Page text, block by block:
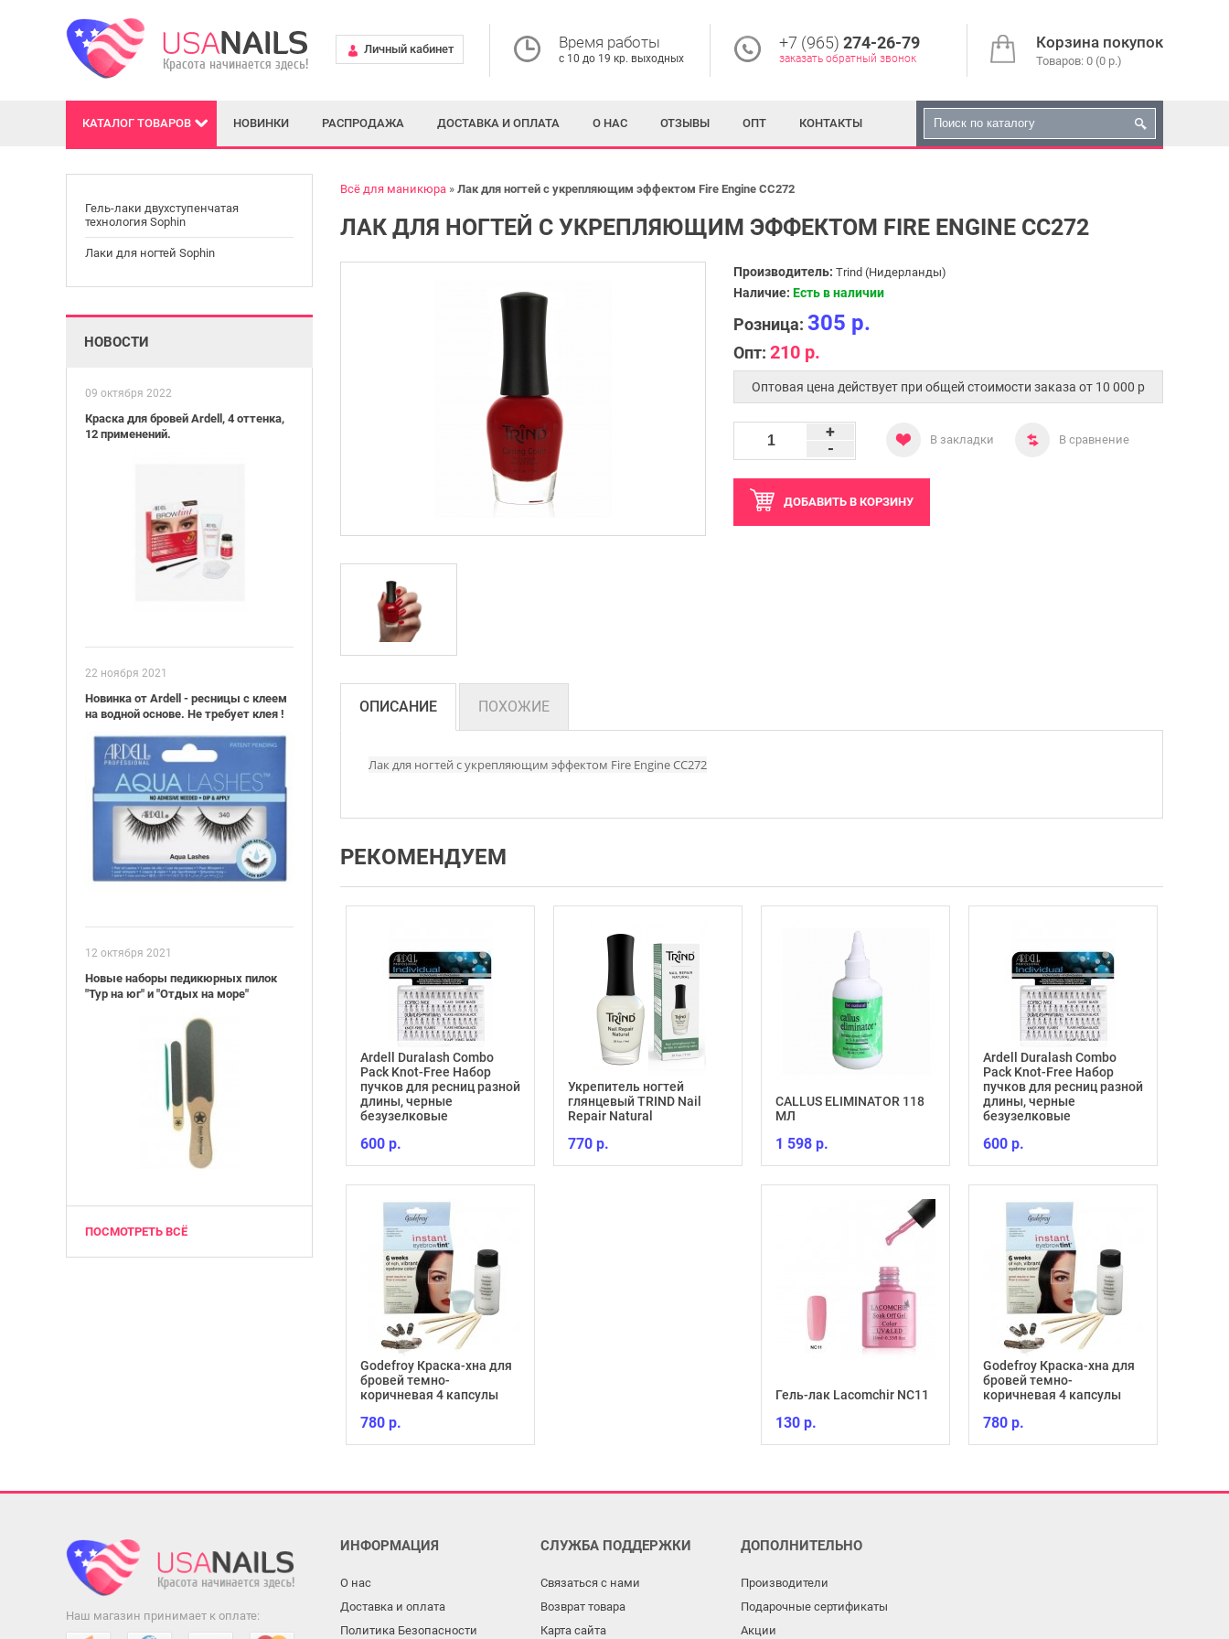
Корзина покупок
Товаров: 0 (0 р.)
Личный кабинет Время работы
с 10 до 19 кр. выходных
+7 (965) 274-26-79
заказать обратный звонок
КАТАЛОГ ТОВАРОВ НОВИНКИ РАСПРОДАЖА ДОСТАВКА И ОПЛАТА О НАС ОТЗЫВЫ ОПТ КОНТАКТЫ
Гель-лаки двухступенчатая
технология Sophin
Лаки для ногтей Sophin
НОВОСТИ
09 октября 2022
Краска для бровей Ardell, 4 оттенка,
12 применений.
22 ноября 2021
Новинка от Ardell - ресницы с клеем
на водной основе. Не требует клея !
12 октября 2021
Новые наборы педикюрных пилок
"Тур на юг" и "Отдых на море"
ПОСМОТРЕТЬ ВСЁ
Всё для маникюра Лак для ногтей с укрепляющим эффектом Fire Engine CC272
ЛАК ДЛЯ НОГТЕЙ С УКРЕПЛЯЮЩИМ ЭФФЕКТОМ FIRE ENGINE CC272
Производитель: Trind (Нидерланды)
Наличие: Есть в наличии
Розница: 305 р.
Опт: 210 р.
Оптовая цена действует при общей стоимости заказа от 10 000 p
-
+ В закладки В сравнение
ДОБАВИТЬ В КОРЗИНУ
ОПИСАНИЕ ПОХОЖИЕ
Лак для ногтей с укрепляющим эффектом Fire Engine CC272
РЕКОМЕНДУЕМ
CALLUS ELIMINATOR 118
МЛ
1 598 р.
Ardell Duralash Combo
Pack Knot-Free Набор
пучков для ресниц разной
длины, черные
безузелковые
600 р.
Godefroy Краска-хна для
бровей темно-
коричневая 4 капсулы
780 р.
Укрепитель ногтей
глянцевый TRIND Nail
Repair Natural
770 р.
CALLUS ELIMINATOR 118
МЛ
1 598 р.
Гель-лак Lacomchir NC11
130 р.
Ardell Duralash Combo
Pack Knot-Free Набор
пучков для ресниц разной
длины, черные
безузелковые
600 р.
Godefroy Краска-хна для
бровей темно-
коричневая 4 капсулы
780 р.
ИНФОРМАЦИЯ
О нас
Доставка и оплата
Политика Безопасности
СЛУЖБА ПОДДЕРЖКИ
Связаться с нами
Возврат товара
Карта сайта
ДОПОЛНИТЕЛЬНО
Производители
Подарочные сертификаты
Акции
Наш магазин принимает к оплате: